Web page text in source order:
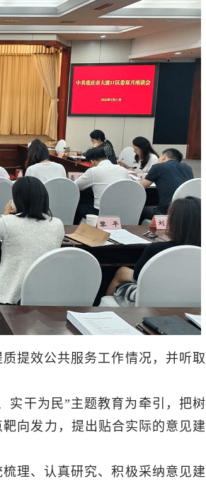
提效公共服务工作情况，并听取
实干为民”主题教育为牵引，把树
向发力，提出贴合实际的意见建
理、认真研究、积极采纳意见建